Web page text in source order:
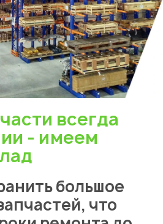
всегда
- имеем
большое
что